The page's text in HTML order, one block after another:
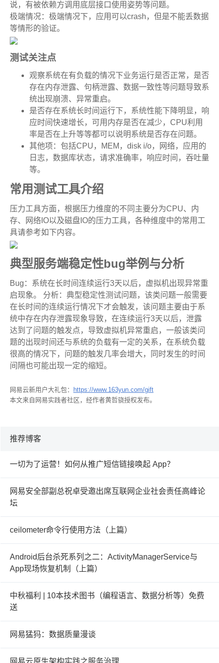
说，有被依赖方调用底层接口使用姿势等问题。
极端情况：极端情况下，应用可以crash，但是不能丢数据
等情形的验证。
测试关注点
观察系统在有负载的情况下业务运行是否正常，是否
存在内存泄露、句柄泄露、数据一致性等问题导致系
统出现崩溃、异常重启。
是否存在系统长时间运行下，系统性能下降明显，响
应时间快速增长，可用内存是否在减少，CPU利用
率是否在上升等等都可以说明系统是否存在问题。
其他项：包括CPU，MEM，disk i/o，网络，应用的
日志，数据库状态，请求准确率，响应时间，吞吐量
等。
常用测试工具介绍
压力工具方面，根据压力维度的不同主要分为CPU、内
存、网络IO以及磁盘IO的压力工具，各种维度中的常用工
具请参考如下内容。
典型服务端稳定性bug举例与分析
Bug：系统在长时间连续运行3天以后，虚拟机出现异常重
启现象。 分析：典型稳定性测试问题，该类问题一般需要
在长时间的连续运行情况下才会触发，该问题主要由于系
统中存在内存泄露现象导致，在连续运行3天以后，泄露
达到了问题的触发点，导致虚拟机异常重启，一般该类问
题的出现时间还与系统的负载有一定的关系，在系统负载
很高的情况下，问题的触发几率会增大，同时发生的时间
间隔也可能出现一定的缩短。
网易云新用户大礼包：
https://www.163yun.com/gift
本文来自网易实践者社区，经作者黄哲骁授权发布。
推荐博客
一切为了运营！如何从推广短信链接唤起 App？
网易安全部副总祝卓受邀出席互联网企业社会责任高峰论
坛
ceilometer命令行使用方法（上篇）
Android后台杀死系列之二：ActivityManagerService与
App现场恢复机制（上篇）
中秋福利 | 10本技术图书（编程语言、数据分析等）免费
送
网易猛犸：数据质量漫谈
网易云原生架构实践之服务治理